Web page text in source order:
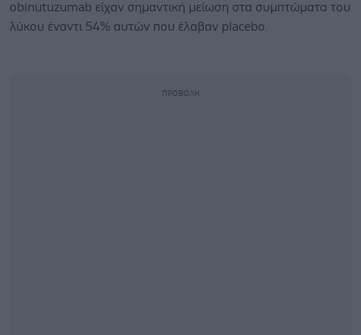
obinutuzumab είχαν σημαντική μείωση στα συμπτώματα του
λύκου έναντι 54% αυτών που έλαβαν placebo.